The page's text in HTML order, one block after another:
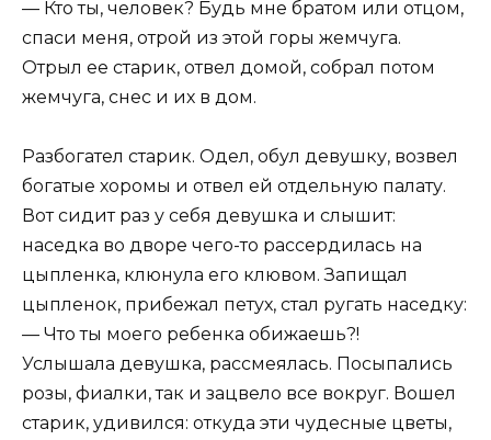
— Кто ты, человек? Будь мне братом или отцом,
спаси меня, отрой из этой горы жемчуга.
Отрыл ее старик, отвел домой, собрал потом
жемчуга, снес и их в дом.
Разбогател старик. Одел, обул девушку, возвел
богатые хоромы и отвел ей отдельную палату.
Вот сидит раз у себя девушка и слышит:
наседка во дворе чего-то рассердилась на
цыпленка, клюнула его клювом. Запищал
цыпленок, прибежал петух, стал ругать наседку:
— Что ты моего ребенка обижаешь?!
Услышала девушка, рассмеялась. Посыпались
розы, фиалки, так и зацвело все вокруг. Вошел
старик, удивился: откуда эти чудесные цветы,